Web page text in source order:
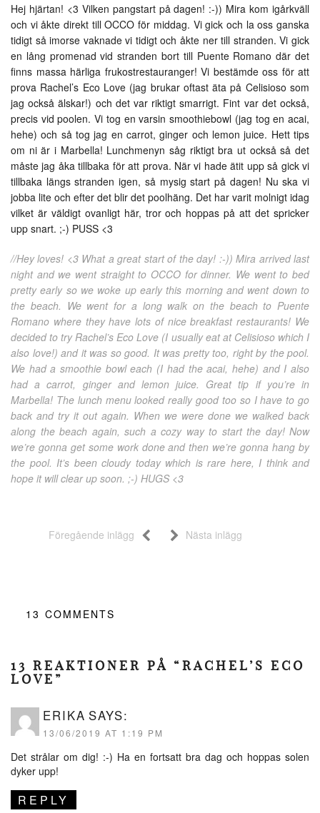
Hej hjärtan! <3 Vilken pangstart på dagen! :-)) Mira kom igårkväll
och vi åkte direkt till OCCO för middag. Vi gick och la oss ganska
tidigt så imorse vaknade vi tidigt och åkte ner till stranden. Vi gick
en lång promenad vid stranden bort till Puente Romano där det
finns massa härliga frukostrestauranger! Vi bestämde oss för att
prova Rachel’s Eco Love (jag brukar oftast äta på Celisioso som
jag också älskar!) och det var riktigt smarrigt. Fint var det också,
precis vid poolen. Vi tog en varsin smoothiebowl (jag tog en acai,
hehe) och så tog jag en carrot, ginger och lemon juice. Hett tips
om ni är i Marbella! Lunchmenyn såg riktigt bra ut också så det
måste jag åka tillbaka för att prova. När vi hade ätit upp så gick vi
tillbaka längs stranden igen, så mysig start på dagen! Nu ska vi
jobba lite och efter det blir det poolhäng. Det har varit molnigt idag
vilket är väldigt ovanligt här, tror och hoppas på att det spricker
upp snart. ;-) PUSS <3
//Hey loves! <3 What a great start of the day! :-)) Mira arrived last
night and we went straight to OCCO for dinner. We went to bed
pretty early so we woke up early this morning and went down to
the beach. We went for a long walk on the beach to Puente
Romano where they have lots of nice breakfast restaurants! We
decided to try Rachel’s Eco Love (I usually eat at Celisioso which I
also love!) and it was so good. It was pretty too, right by the pool.
We had a smoothie bowl each (I had the acai, hehe) and I also
had a carrot, ginger and lemon juice. Great tip if you’re in
Marbella! The lunch menu looked really good too so I have to go
back and try it out again. When we were done we walked back
along the beach again, such a cozy way to start the day! Now
we’re gonna get some work done and then we’re gonna hang by
the pool. It’s been cloudy today which is rare here, I think and
hope it will clear up soon. ;-) HUGS <3
Föregående inlägg Nästa inlägg
13 COMMENTS
13 REAKTIONER PÅ “RACHEL’S ECO
LOVE”
ERIKA SAYS:
13/06/2019 AT 1:19 PM
Det strålar om dig! :-) Ha en fortsatt bra dag och hoppas solen
dyker upp!
REPLY